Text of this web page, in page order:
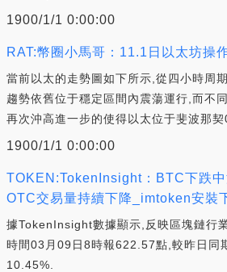
1900/1/1 0:00:00
RAT:幣圈小馬哥：11.1日以太坊操
當前以太的走勢圖如下所示,從四小時周
趨勢依舊位于穩定區間內震蕩運行,而不
再次沖高進一步的使得以太位于斐波那
1900/1/1 0:00:00
TOKEN:TokenInsight：BTC下跌中
OTC交易量持續下降_imtoken安裝
據TokenInsight數據顯示,反映區塊鏈行
時間03月09日8時報622.57點,較昨日同
10.45%.